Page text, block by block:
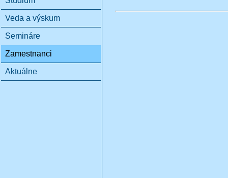
Veda a výskum
Semináre
Zamestnanci
Aktuálne